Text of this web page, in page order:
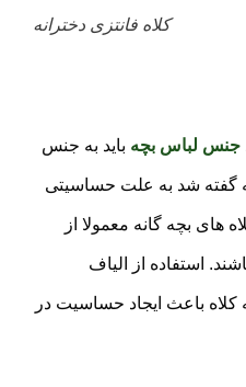
کلاه فانتزی دخترانه
جنس لباس بچه باید به جنس
گفته شد به علت حساسیتی
بچه گانه معمولا از
استفاده از الیاف
باعث ایجاد حساسیت در